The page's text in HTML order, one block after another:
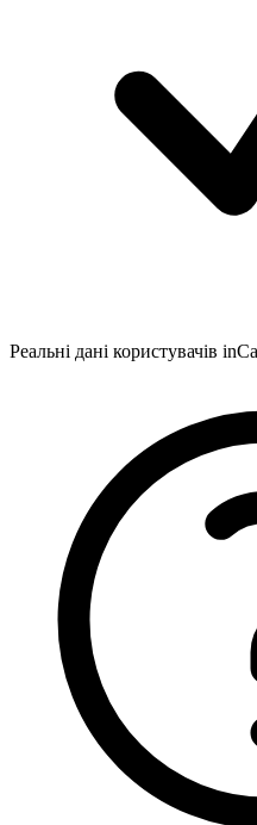
Реальні дані користувачів